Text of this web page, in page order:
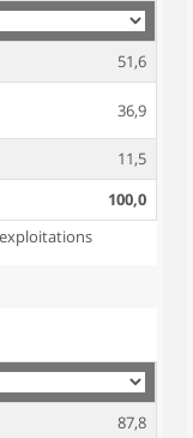
51,6
36,9
11,5
100,0
exploitations
87,8